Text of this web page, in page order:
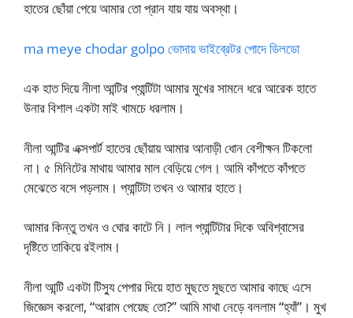
হাতের ছোঁয়া পেয়ে আমার তো প্রান যায় যায় অবস্থা।
ma meye chodar golpo ভোদায় ভাইব্রেটর পোদে ডিলডো
এক হাত দিয়ে নীলা আন্টির প্যান্টিটা আমার মুখের সামনে ধরে আরেক হাতে
উনার বিশাল একটা মাই খামচে ধরলাম।
নীলা আন্টির এক্সপার্ট হাতের ছোঁয়ায় আমার আনাড়ী ধোন বেশীক্ষন টিকলো
না। ৫ মিনিটের মাথায় আমার মাল বেড়িয়ে গেল। আমি কাঁপতে কাঁপতে
মেঝেতে বসে পড়লাম। প্যান্টিটা তখন ও আমার হাতে।
আমার কিন্তু তখন ও ঘোর কাটে নি। লাল প্যান্টিটার দিকে অবিশ্বাসের
দৃষ্টিতে তাকিয়ে রইলাম।
নীলা আন্টি একটা টিস্যু পেপার দিয়ে হাত মুছতে মুছতে আমার কাছে এসে
জিজ্ঞেস করলো, “আরাম পেয়েছ তো?” আমি মাথা নেড়ে বললাম “হ্যাঁ”। মুখ